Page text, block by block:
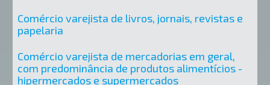
Comércio varejista de livros, jornais, revistas e
papelaria
Comércio varejista de mercadorias em geral,
com predominância de produtos alimentícios -
hipermercados e supermercados